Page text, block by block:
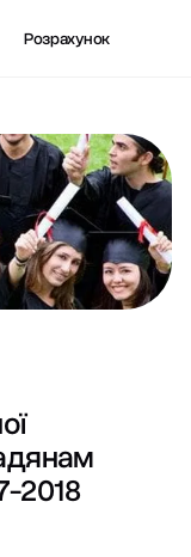
Розрахунок
2018